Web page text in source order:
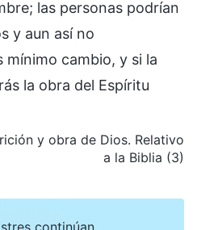
las personas podrían
y aun así no
mínimo cambio, y si la
la obra del Espíritu
y obra de Dios. Relativo
a la Biblia (3)
continúan